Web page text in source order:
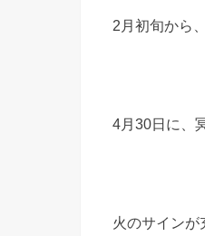
2月初旬から
4月30日に、
火のサインが